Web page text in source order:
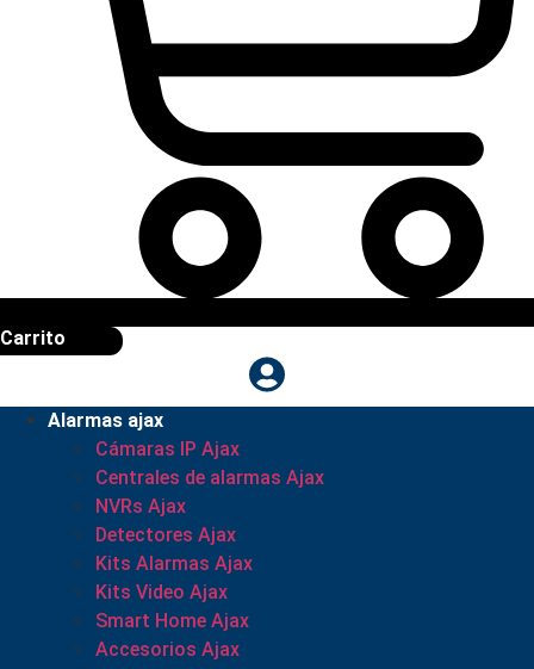
Carrito
Alarmas ajax
Cámaras IP Ajax
Centrales de alarmas Ajax
NVRs Ajax
Detectores Ajax
Kits Alarmas Ajax
Kits Video Ajax
Smart Home Ajax
Accesorios Ajax